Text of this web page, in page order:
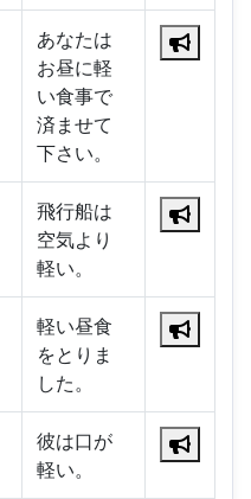
あなたは
お昼に軽
い食事で
済ませて
下さい。
飛行船は
空気より
軽い。
軽い昼食
をとりま
した。
彼は口が
軽い。